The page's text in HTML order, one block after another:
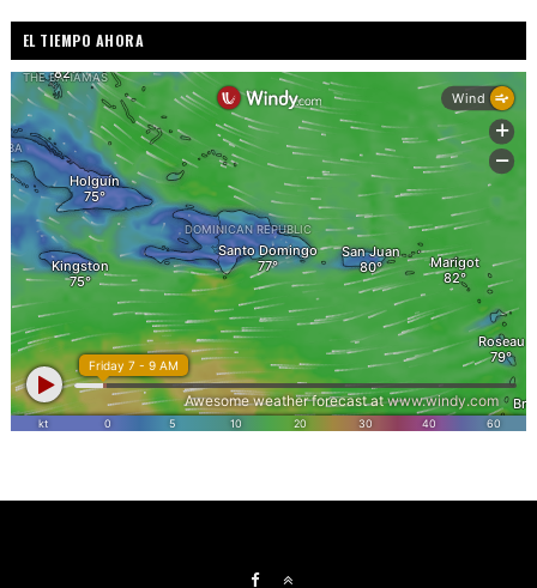
EL TIEMPO AHORA